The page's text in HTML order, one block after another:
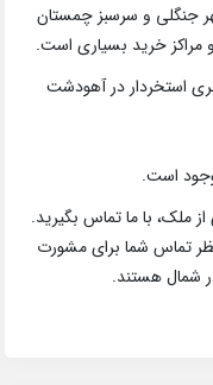
جنگلی و سرسبز چمستان
مراکز خرید بسیاری است.
استخردار در آهودشت
است.
ملک، با ما تماس بگیرید.
تماس شما برای مشورت
شمال هستند.